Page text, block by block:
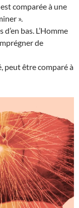
comparée à une
».
bas. L’Homme
de
peut être comparé à